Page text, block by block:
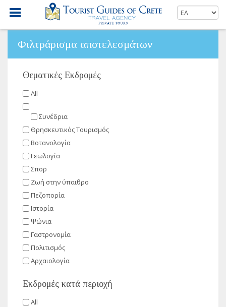
Φιλτράρισμα αποτελεσμάτων
Θεματικές Εκδρομές
All
Συνέδρια
Θρησκευτικός Τουρισμός
Βοτανολογία
Γεωλογία
Σπορ
Ζωή στην ύπαιθρο
Πεζοπορία
Ιστορία
Ψώνια
Γαστρονομία
Πολιτισμός
Αρχαιολογία
Εκδρομές κατά περιοχή
All